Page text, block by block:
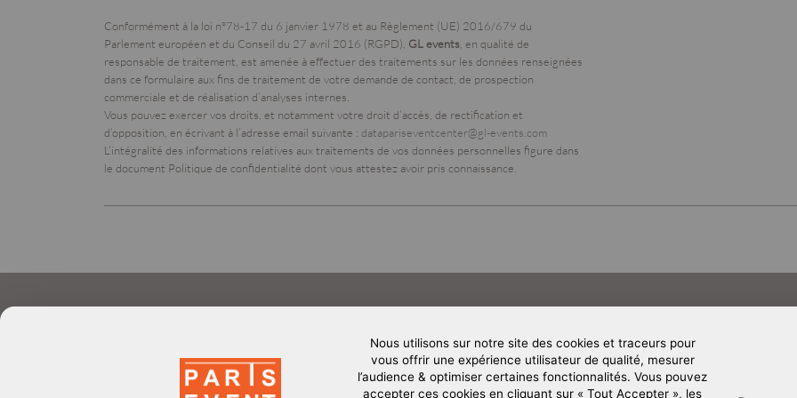
Conformément à la loi n°78-17 du 6 janvier 1978 et au Règlement (UE) 2016/679 du
Parlement européen et du Conseil du 27 avril 2016 (RGPD), GL events , en qualité de
responsable de traitement, est amenée à effectuer des traitements sur les données renseignées
dans ce formulaire aux fins de traitement de votre demande de contact, de prospection
commerciale et de réalisation d’analyses internes.
Vous pouvez exercer vos droits, et notamment votre droit d’accès, de rectification et
d’opposition, en écrivant à l’adresse email suivante : datapariseventcenter@gl-events.com
L’intégralité des informations relatives aux traitements de vos données personnelles figure dans
le document Politique de confidentialité dont vous attestez avoir pris connaissance.
PLAN DU SITE GL STORE
Nous utilisons sur notre site des cookies et traceurs pour
vous offrir une expérience utilisateur de qualité, mesurer
l’audience & optimiser certaines fonctionnalités. Vous pouvez
accepter ces cookies en cliquant sur « Tout Accepter », les